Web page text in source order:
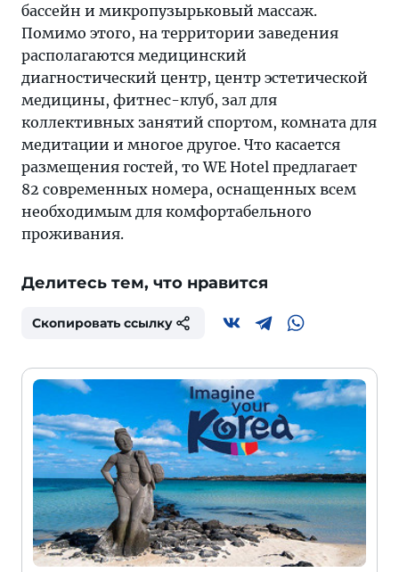
бассейн и микропузырьковый массаж.
Помимо этого, на территории заведения
располагаются медицинский
диагностический центр, центр эстетической
медицины, фитнес-клуб, зал для
коллективных занятий спортом, комната для
медитации и многое другое. Что касается
размещения гостей, то WE Hotel предлагает
82 современных номера, оснащенных всем
необходимым для комфортабельного
проживания.
Делитесь тем, что нравится
Скопировать ссылку